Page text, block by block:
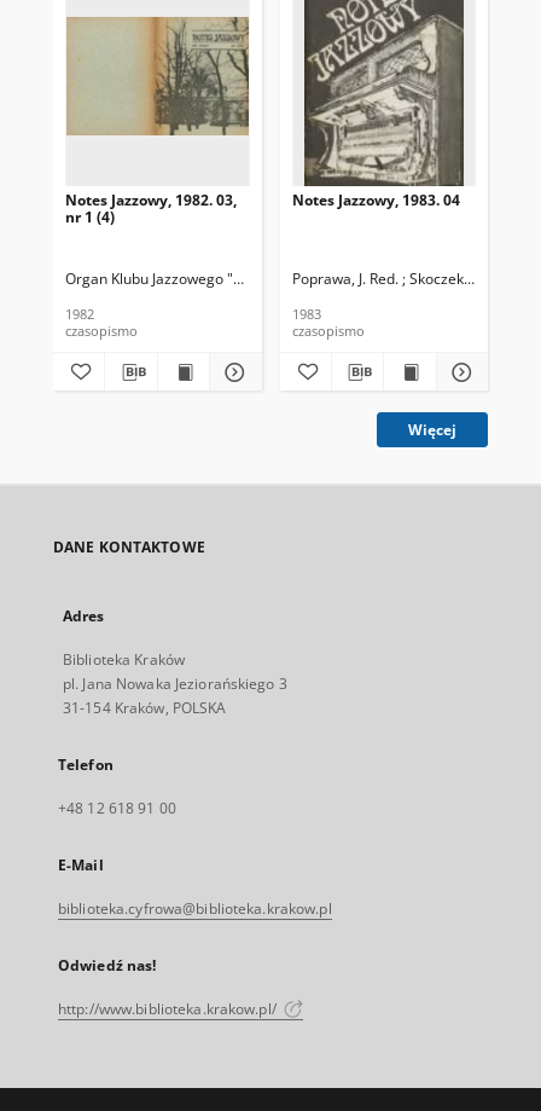
Notes Jazzowy, 1982. 03,
nr 1 (4)
Organ Klubu Jazzowego "Rotunda" Skoczek, T. Red.
1982
czasopismo
Notes Jazzowy, 1983. 04
Poprawa, J. Red. ; Skoczek T. Red.
1983
czasopismo
Więcej
DANE KONTAKTOWE
Adres
Biblioteka Kraków
pl. Jana Nowaka Jeziorańskiego 3
31-154 Kraków, POLSKA
Telefon
+48 12 618 91 00
E-Mail
biblioteka.cyfrowa@biblioteka.krakow.pl
Odwiedź nas!
http://www.biblioteka.krakow.pl/